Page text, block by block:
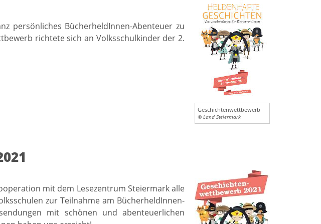
Geschichtenwettbewerb
© Land Steiermark
persönliches BücherheldInnen-Abenteuer zu
richtete sich an Volksschulkinder der 2.
mit dem Lesezentrum Steiermark alle
zur Teilnahme am BücherheldInnen-
mit schönen und abenteuerlichen